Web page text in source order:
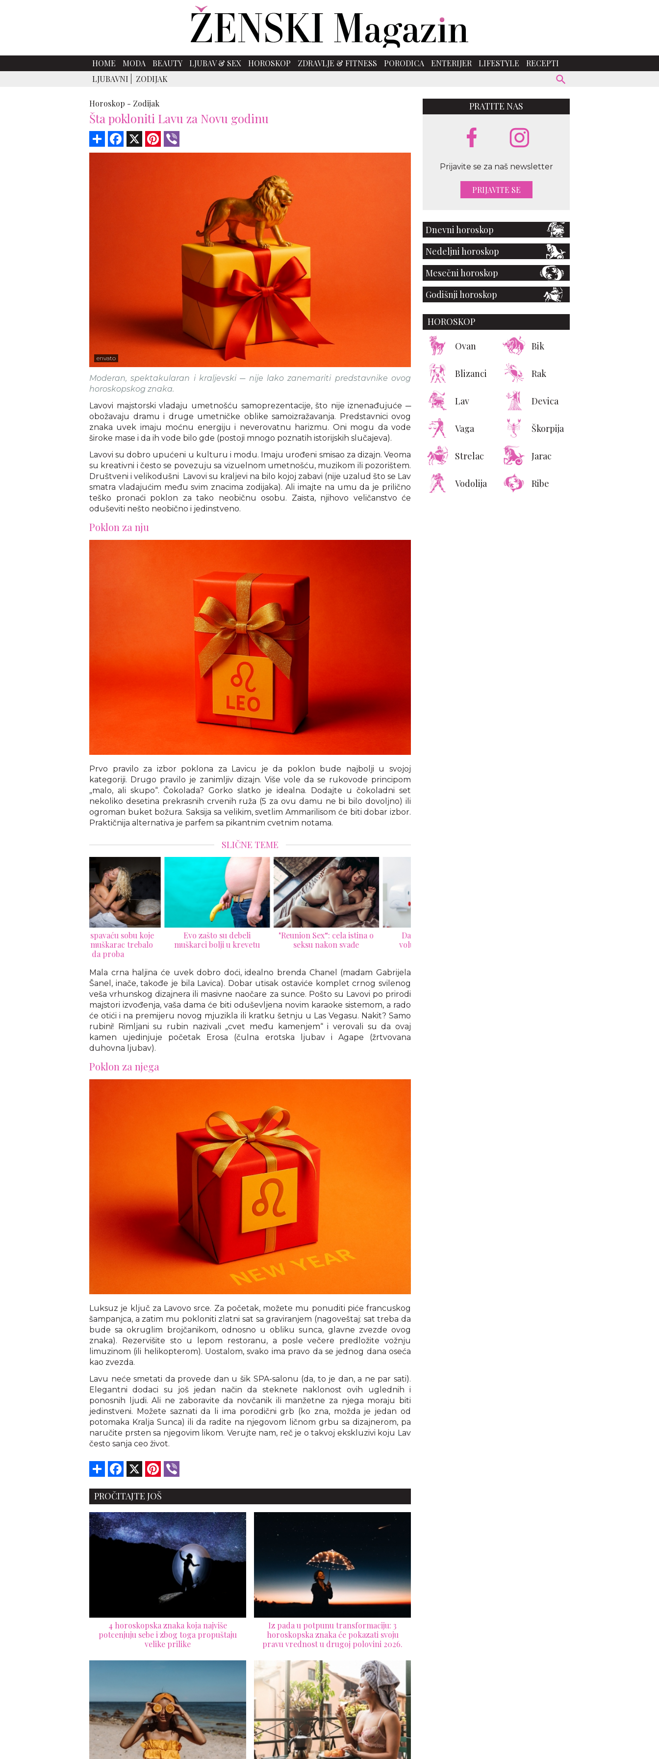
HOME MODA BEAUTY LJUBAV & SEX HOROSKOP ZDRAVLJE & FITNESS PORODICA ENTERIJER LIFESTYLE
RECEPTI
LJUBAVNI
ZODIJAK
Horoskop - Zodijak
Šta pokloniti Lavu za Novu godinu
Share Facebook Pinterest
envato
Moderan, spektakularan i kraljevski ─ nije lako zanemariti predstavnike ovog
horoskopskog znaka.
Lavovi majstorski vladaju umetnošću samoprezentacije, što nije iznenađujuće ─
obožavaju dramu i druge umetničke oblike samoizražavanja. Predstavnici ovog
znaka uvek imaju moćnu energiju i neverovatnu harizmu. Oni mogu da vode
široke mase i da ih vode bilo gde (postoji mnogo poznatih istorijskih slučajeva).
Lavovi su dobro upućeni u kulturu i modu. Imaju urođeni smisao za dizajn. Veoma
su kreativni i često se povezuju sa vizuelnom umetnošću, muzikom ili pozorištem.
Društveni i velikodušni Lavovi su kraljevi na bilo kojoj zabavi (nije uzalud što se Lav
smatra vladajućim među svim znacima zodijaka). Ali imajte na umu da je prilično
teško pronaći poklon za tako neobičnu osobu. Zaista, njihovo veličanstvo će
oduševiti nešto neobično i jedinstveno.
Poklon za nju
Prvo pravilo za izbor poklona za Lavicu je da poklon bude najbolji u svojoj
kategoriji. Drugo pravilo je zanimljiv dizajn. Više vole da se rukovode principom
„malo, ali skupo“. Čokolada? Gorko slatko je idealna. Dodajte u čokoladni set
nekoliko desetina prekrasnih crvenih ruža (5 za ovu damu ne bi bilo dovoljno) ili
ogroman buket božura. Saksija sa velikim, svetlim Ammarilisom će biti dobar izbor.
Praktičnija alternativa je parfem sa pikantnim cvetnim notama.
SLIČNE TEME
Evo zašto su debeli
muškarci bolji u krevetu
"Reunion Sex“: cela istina o
seksu nakon svađe
Da li vam je semeni
volumen normalan?
Mala crna haljina će uvek dobro doći, idealno brenda Chanel (madam Gabrijela
Šanel, inače, takođe je bila Lavica). Dobar utisak ostaviće komplet crnog svilenog
veša vrhunskog dizajnera ili masivne naočare za sunce. Pošto su Lavovi po prirodi
majstori izvođenja, vaša dama će biti oduševljena novim karaoke sistemom, a rado
će otići i na premijeru novog mjuzikla ili kratku šetnju u Las Vegasu. Nakit? Samo
rubini! Rimljani su rubin nazivali „cvet među kamenjem“ i verovali su da ovaj
kamen ujedinjuje početak Erosa (čulna erotska ljubav i Agape (žrtvovana
duhovna ljubav).
Poklon za njega
Luksuz je ključ za Lavovo srce. Za početak, možete mu ponuditi piće francuskog
šampanjca, a zatim mu pokloniti zlatni sat sa graviranjem (nagoveštaj: sat treba da
bude sa okruglim brojčanikom, odnosno u obliku sunca, glavne zvezde ovog
znaka). Rezervišite sto u lepom restoranu, a posle večere predložite vožnju
limuzinom (ili helikopterom). Uostalom, svako ima pravo da se jednog dana oseća
kao zvezda.
Lavu neće smetati da provede dan u šik SPA-salonu (da, to je dan, a ne par sati).
Elegantni dodaci su još jedan način da steknete naklonost ovih uglednih i
ponosnih ljudi. Ali ne zaboravite da novčanik ili manžetne za njega moraju biti
jedinstveni. Možete saznati da li ima porodični grb (ko zna, možda je jedan od
potomaka Kralja Sunca) ili da radite na njegovom ličnom grbu sa dizajnerom, pa
naručite prsten sa njegovim likom. Verujte nam, reč je o takvoj ekskluzivi koju Lav
često sanja ceo život.
Share Facebook Pinterest
PROČITAJTE JOŠ
4 horoskopska znaka koja najviše
potcenjuju sebe i zbog toga propuštaju
velike prilike
Iz pada u potpunu transformaciju: 3
horoskopska znaka će pokazati svoju
pravu vrednost u drugoj polovini 2026.
PRATITE NAS
Prijavite se za naš newsletter
PRIJAVITE SE
Dnevni horoskop
Nedeljni horoskop
Mesečni horoskop
Godišnji horoskop
HOROSKOP
Ovan Bik
Blizanci Rak
Lav Devica
Vaga Škorpija
Strelac Jarac
Vodolija Ribe